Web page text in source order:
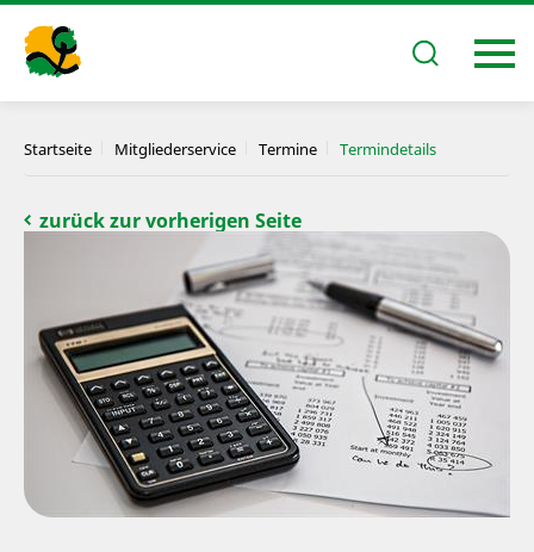
Startseite Mitgliederservice Termine Termindetails
zurück zur vorherigen Seite